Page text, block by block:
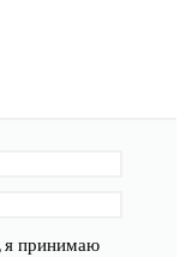
я принимаю